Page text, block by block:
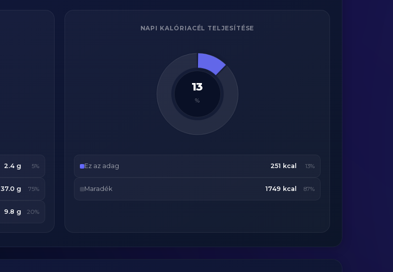
2.4 g 5%
37.0 g 75%
9.8 g 20%
NAPI KALÓRIACÉL TELJESÍTÉSE
13
%
Ez az adag 251 kcal 13%
Maradék 1749 kcal 87%